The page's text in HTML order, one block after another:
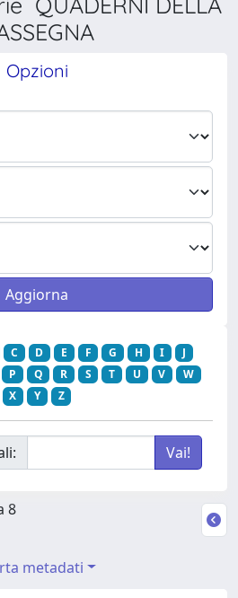
Opzioni
C D E F G H I
J
P Q R S T U V
W
X
Y Z
8
metadati